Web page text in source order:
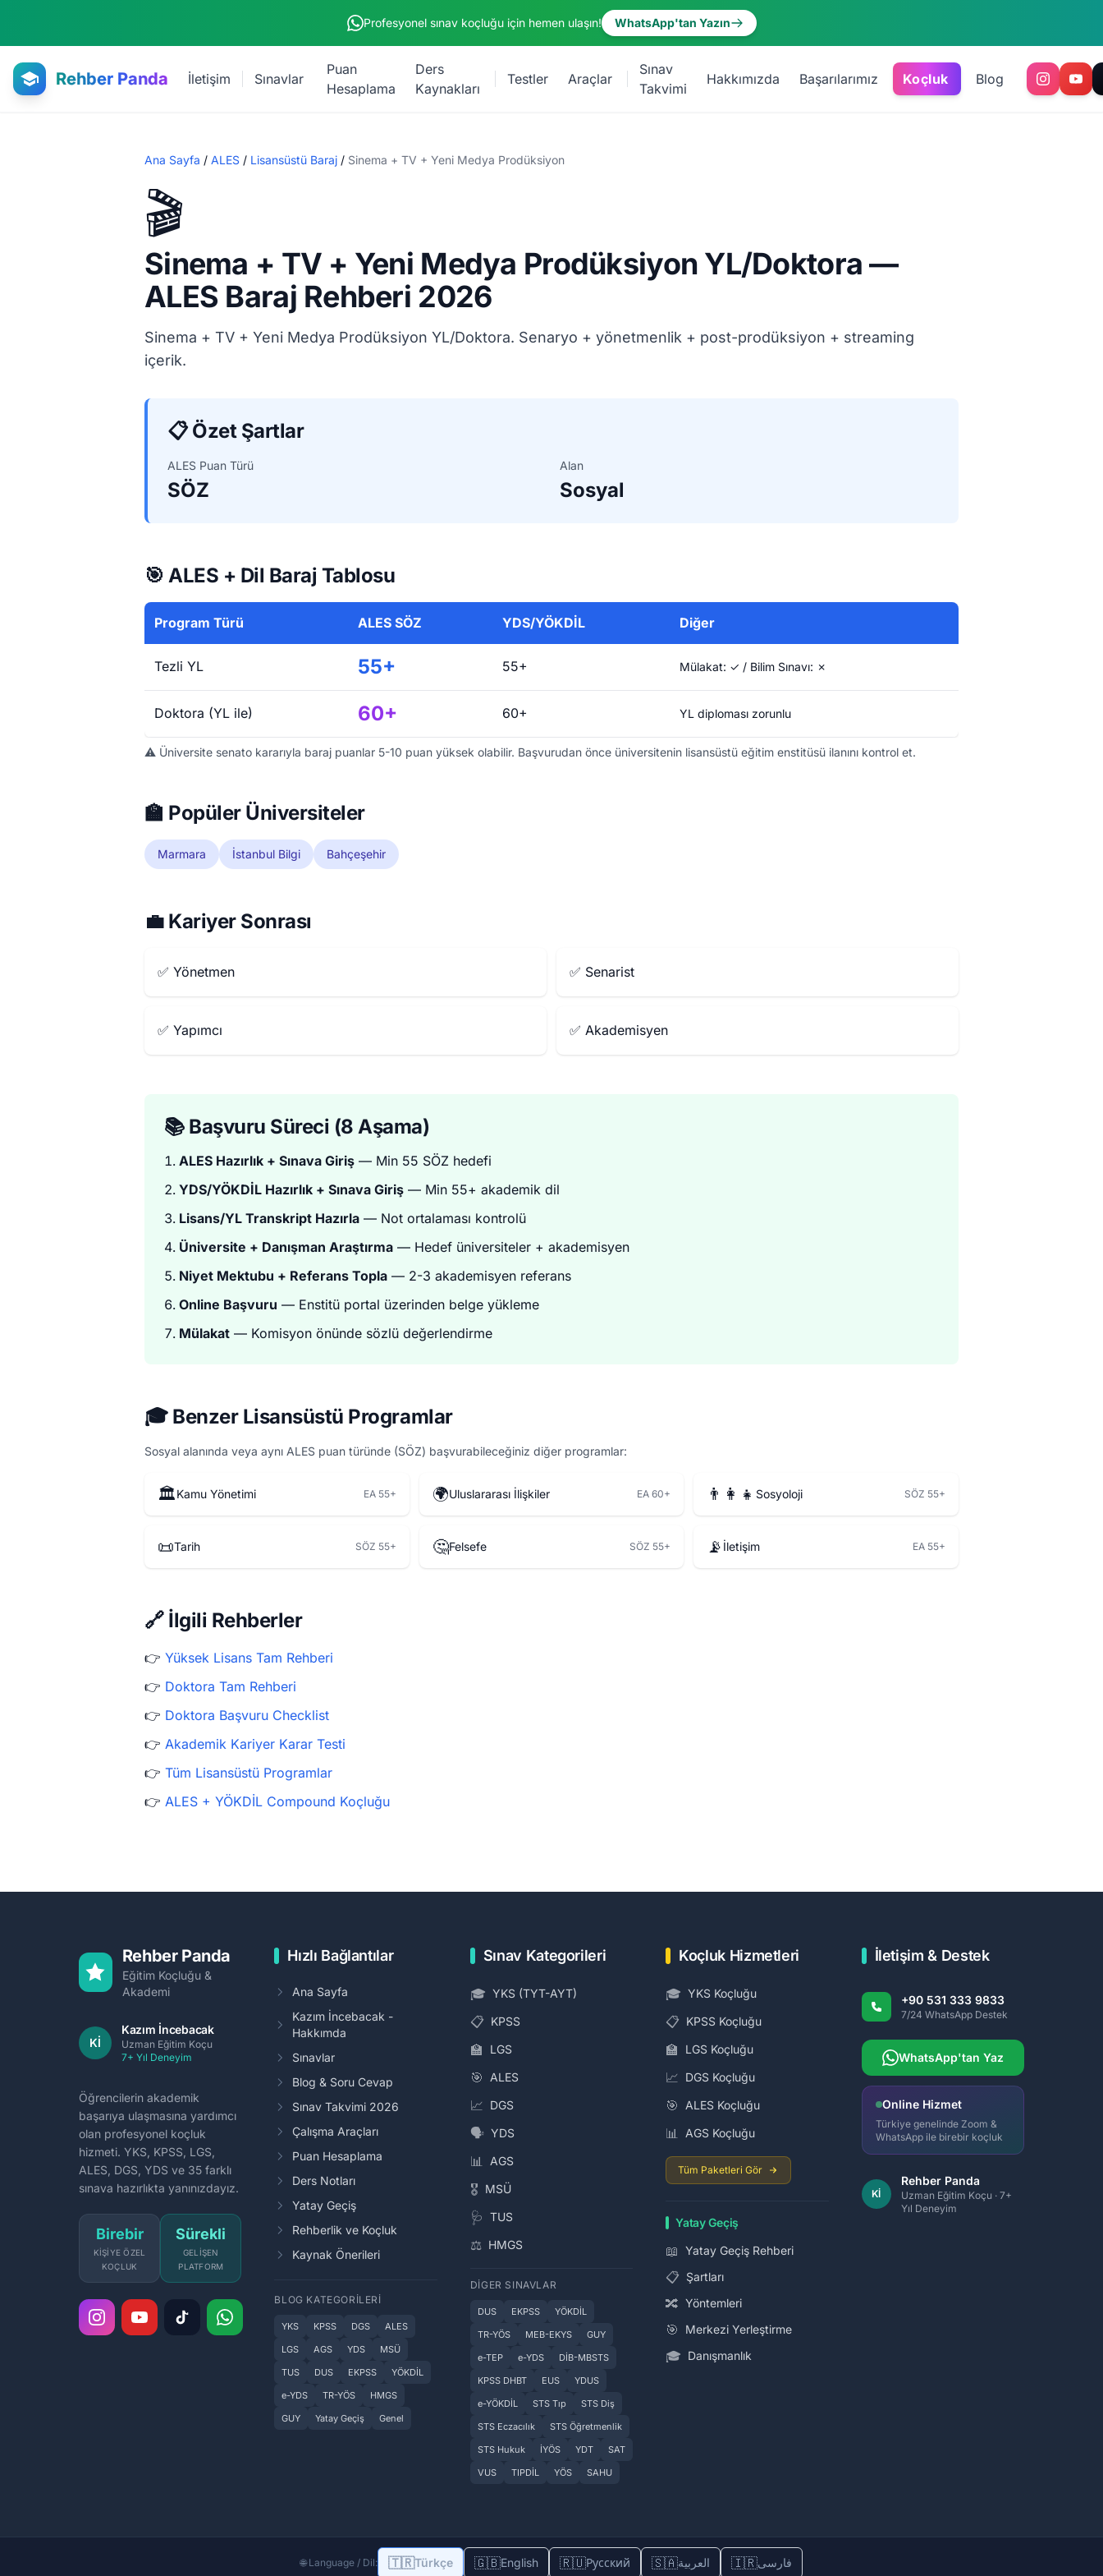
Profesyonel sınav koçluğu için hemen ulaşın! WhatsApp'tan Yazın
Rehber Panda İletişim Sınavlar
Puan
Hesaplama
Ders
Kaynakları
Testler Araçlar
Sınav
Takvimi
Hakkımızda Başarılarımız Koçluk Blog
Ana Sayfa / ALES / Lisansüstü Baraj / Sinema + TV + Yeni Medya Prodüksiyon
🎬
Sinema + TV + Yeni Medya Prodüksiyon YL/Doktora —
ALES Baraj Rehberi 2026
Sinema + TV + Yeni Medya Prodüksiyon YL/Doktora. Senaryo + yönetmenlik + post-prodüksiyon + streaming
içerik.
📋 Özet Şartlar
ALES Puan Türü
SÖZ
Alan
Sosyal
🎯 ALES + Dil Baraj Tablosu
Program Türü ALES SÖZ YDS/YÖKDİL Diğer
Tezli YL 55+ 55+ Mülakat: ✓ / Bilim Sınavı: ✗
Doktora (YL ile) 60+ 60+ YL diploması zorunlu
⚠️ Üniversite senato kararıyla baraj puanlar 5-10 puan yüksek olabilir. Başvurudan önce üniversitenin lisansüstü eğitim enstitüsü ilanını kontrol et.
🏫 Popüler Üniversiteler
Marmara İstanbul Bilgi Bahçeşehir
💼 Kariyer Sonrası
✅ Yönetmen ✅ Senarist
✅ Yapımcı ✅ Akademisyen
📚 Başvuru Süreci (8 Aşama)
ALES Hazırlık + Sınava Giriş — Min 55 SÖZ hedefi
YDS/YÖKDİL Hazırlık + Sınava Giriş — Min 55+ akademik dil
Lisans/YL Transkript Hazırla — Not ortalaması kontrolü
Üniversite + Danışman Araştırma — Hedef üniversiteler + akademisyen
Niyet Mektubu + Referans Topla — 2-3 akademisyen referans
Online Başvuru — Enstitü portal üzerinden belge yükleme
Mülakat — Komisyon önünde sözlü değerlendirme
🎓 Benzer Lisansüstü Programlar
Sosyal alanında veya aynı ALES puan türünde (SÖZ) başvurabileceğiniz diğer programlar:
🏛️Kamu Yönetimi EA 55+ 🌍Uluslararası İlişkiler EA 60+ 👨‍👩‍👧 Sosyoloji SÖZ 55+
📜Tarih SÖZ 55+ 🤔Felsefe SÖZ 55+ 📡 İletişim EA 55+
🔗 İlgili Rehberler
👉 Yüksek Lisans Tam Rehberi
👉 Doktora Tam Rehberi
👉 Doktora Başvuru Checklist
👉 Akademik Kariyer Karar Testi
👉 Tüm Lisansüstü Programlar
👉 ALES + YÖKDİL Compound Koçluğu
Rehber Panda
Eğitim Koçluğu &
Akademi
Kİ
Kazım İncebacak
Uzman Eğitim Koçu
7+ Yıl Deneyim
Öğrencilerin akademik
başarıya ulaşmasına yardımcı
olan profesyonel koçluk
hizmeti. YKS, KPSS, LGS,
ALES, DGS, YDS ve 35 farklı
sınava hazırlıkta yanınızdayız.
Birebir
KIŞIYE ÖZEL
KOÇLUK
Sürekli
GELIŞEN
PLATFORM
Hızlı Bağlantılar
Ana Sayfa
Kazım İncebacak -
Hakkımda
Sınavlar
Blog & Soru Cevap
Sınav Takvimi 2026
Çalışma Araçları
Puan Hesaplama
Ders Notları
Yatay Geçiş
Rehberlik ve Koçluk
Kaynak Önerileri
BLOG KATEGORILERI
YKS KPSS DGS
ALES
LGS
AGS YDS
MSÜ
TUS
DUS EKPSS
YÖKDİL
e-YDS
TR-YÖS
HMGS
GUY
Yatay Geçiş Genel
Sınav Kategorileri
🎓 YKS (TYT-AYT)
📋 KPSS
🏫 LGS
🎯 ALES
📈 DGS
🗣️ YDS
📊 AGS
🎖️ MSÜ
🩺 TUS
⚖️ HMGS
DIGER SINAVLAR
DUS EKPSS
YÖKDİL
TR-YÖS
MEB-EKYS
GUY
e-TEP
e-YDS
DİB-MBSTS
KPSS DHBT
EUS
YDUS
e-YÖKDİL
STS Tıp
STS Diş
STS Eczacılık
STS Öğretmenlik
STS Hukuk
İYÖS YDT
SAT
VUS
TIPDİL YÖS SAHU
Koçluk Hizmetleri
🎓 YKS Koçluğu
📋 KPSS Koçluğu
🏫 LGS Koçluğu
📈 DGS Koçluğu
🎯 ALES Koçluğu
📊 AGS Koçluğu
Tüm Paketleri Gör
Yatay Geçiş
📖 Yatay Geçiş Rehberi
📋 Şartları
🔀 Yöntemleri
🎯 Merkezi Yerleştirme
🎓 Danışmanlık
İletişim & Destek
+90 531 333 9833
7/24 WhatsApp Destek
WhatsApp'tan Yaz
Online Hizmet
Türkiye genelinde Zoom &
WhatsApp ile birebir koçluk
Kİ
Rehber Panda
Uzman Eğitim Koçu · 7+
Yıl Deneyim
🌐 Language / Dil: 🇹🇷Türkçe 🇬🇧English 🇷🇺Русский 🇸🇦العربية 🇮🇷فارسی